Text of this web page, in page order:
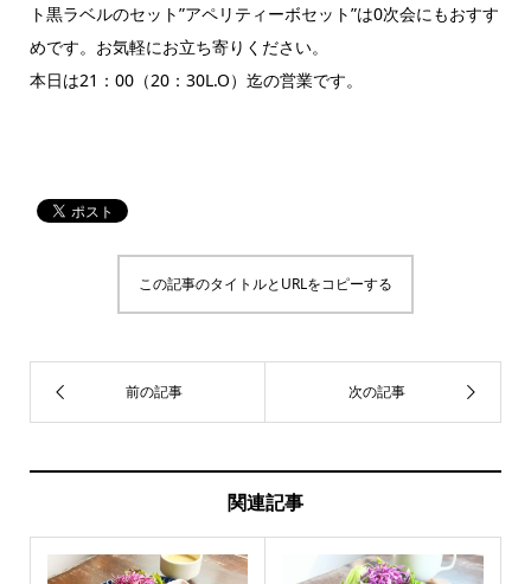
ト黒ラベルのセット”アペリティーボセット”は0次会にもおすす
めです。お気軽にお立ち寄りください。
本日は21：00（20：30L.O）迄の営業です。
この記事のタイトルとURLをコピーする
関連記事